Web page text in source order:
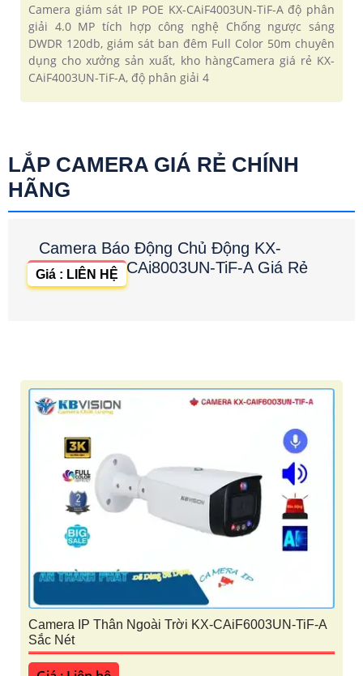
Camera giám sát IP POE KX-CAiF4003UN-TiF-A độ phân
giải 4.0 MP tích hợp công nghệ Chống ngược sáng
DWDR 120db, giám sát ban đêm Full Color 50m chuyên
dụng cho xưởng sản xuất, kho hàngCamera giá rẻ KX-
CAiF4003UN-TiF-A, độ phân giải 4
LẮP CAMERA GIÁ RẺ CHÍNH
HÃNG
Camera Báo Động Chủ Động KX-
CAi8003UN-TiF-A Giá Rẻ
Giá : LIÊN HỆ
Camera IP Thân Ngoài Trời KX-CAiF6003UN-TiF-A
Sắc Nét